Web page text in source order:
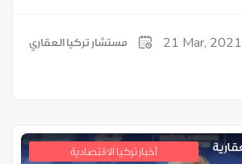
مستشار تركيا العقاري 21 Mar, 2021
أخبار تركيا الاقتصادية